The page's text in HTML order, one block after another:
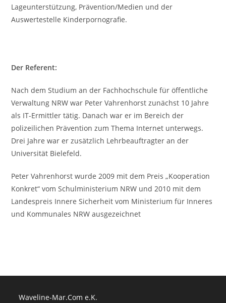
Lageunterstützung, Prävention/Medien und der
Auswertestelle Kinderpornografie.
Der Referent:
Nach dem Studium an der Fachhochschule für öffentliche
Verwaltung NRW war Peter Vahrenhorst zunächst 10 Jahre
als IT-Ermittler tätig. Danach war er im Bereich der
polizeilichen Prävention zum Thema Internet unterwegs.
Drei Jahre war er zusätzlich Lehrbeauftragter an der
Universität Bielefeld.
Peter Vahrenhorst wurde 2009 mit dem Preis „Kooperation
Konkret“ vom Schulministerium NRW und 2010 mit dem
Landespreis Innere Sicherheit vom Ministerium für Inneres
und Kommunales NRW ausgezeichnet
Waveline-Mar.Com e.K.